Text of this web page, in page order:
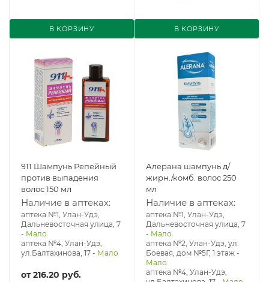
В КОРЗИНУ В КОРЗИНУ
911 Шампунь Репейный
против выпадения
волос 150 мл
Наличие в аптеках:
аптека №1, Улан-Удэ,
Дальневосточная улица, 7
- Мало
аптека №4, Улан-Удэ,
ул.Балтахинова, 17 - Мало
от216.20 руб.
Алерана шампунь д/
жирн./комб. волос 250
мл
Наличие в аптеках:
аптека №1, Улан-Удэ,
Дальневосточная улица, 7
- Мало
аптека №2, Улан-Удэ, ул.
Боевая, дом №5Г, 1 этаж -
Мало
аптека №4, Улан-Удэ,